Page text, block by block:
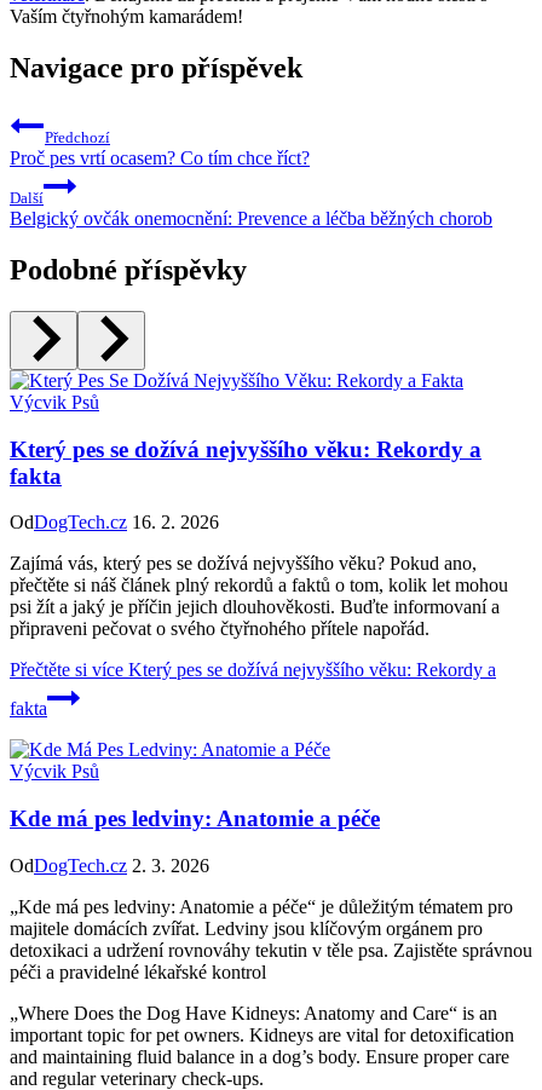
Vaším čtyřnohým kamarádem!
Navigace pro příspěvek
Předchozí
Proč pes vrtí ocasem? Co tím chce říct?
Další
Belgický ovčák onemocnění: Prevence a léčba běžných chorob
Podobné příspěvky
Výcvik Psů
Který pes se dožívá nejvyššího věku: Rekordy a
fakta
OdDogTech.cz 16. 2. 2026
Zajímá vás, který pes se dožívá nejvyššího věku? Pokud ano,
přečtěte si náš článek plný rekordů a faktů o tom, kolik let mohou
psi žít a jaký je příčin jejich dlouhověkosti. Buďte informovaní a
připraveni pečovat o svého čtyřnohého přítele napořád.
Přečtěte si více Který pes se dožívá nejvyššího věku: Rekordy a
fakta
Výcvik Psů
Kde má pes ledviny: Anatomie a péče
OdDogTech.cz 2. 3. 2026
„Kde má pes ledviny: Anatomie a péče“ je důležitým tématem pro
majitele domácích zvířat. Ledviny jsou klíčovým orgánem pro
detoxikaci a udržení rovnováhy tekutin v těle psa. Zajistěte správnou
péči a pravidelné lékařské kontrol
„Where Does the Dog Have Kidneys: Anatomy and Care“ is an
important topic for pet owners. Kidneys are vital for detoxification
and maintaining fluid balance in a dog’s body. Ensure proper care
and regular veterinary check-ups.